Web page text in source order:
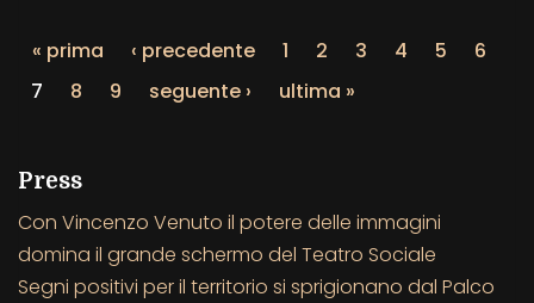
« prima ‹ precedente 1 2 3 4 5
6
7
8 9 seguente › ultima »
Press
Con Vincenzo Venuto il potere delle immagini
domina il grande schermo del Teatro Sociale
Segni positivi per il territorio si sprigionano dal Palco